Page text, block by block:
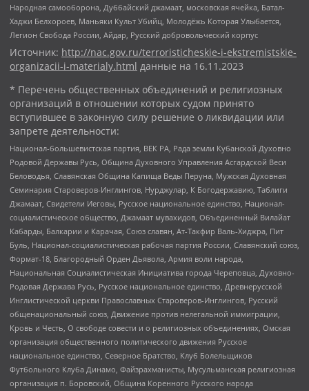
Народная самооборона, Дуббайский джамаат, московская ячейка, Батал-
Хаджи Белхороев, Маньяки Культ Убийц, Молодёжь Которая Улыбается,
Легион Свобода России, Айдар, Русский добровольческий корпус
Источник: http://nac.gov.ru/terroristicheskie-i-ekstremistskie-
organizacii-i-materialy.html данные на 16.11.2023
* Перечень общественных объединений и религиозных
организаций в отношении которых судом принято
вступившее в законную силу решение о ликвидации или
запрете деятельности:
Национал-большевистская партия, ВЕК РА, Рада земли Кубанской Духовно
Родовой Державы Русь, Община Духовного Управления Асгардской Веси
Беловодья, Славянская Община Капища Веды Перуна, Мужская Духовная
Семинария Староверов-Инглингов, Нурджулар, К Богодержавию, Таблиги
Джамаат, Свидетели Иеговы, Русское национальное единство, Национал-
социалистическое общество, Джамаат мувахидов, Объединенный Вилайат
Кабарды, Балкарии и Карачая, Союз славян, Ат-Такфир Валь-Хиджра, Пит
Буль, Национал-социалистическая рабочая партия России, Славянский союз,
Формат-18, Благородный Орден Дьявола, Армия воли народа,
Национальная Социалистическая Инициатива города Череповца, Духовно-
Родовая Держава Русь, Русское национальное единство, Древнерусской
Инглистической церкви Православных Староверов-Инглингов, Русский
общенациональный союз, Движение против нелегальной иммиграции,
Кровь и Честь, О свободе совести и о религиозных объединениях, Омская
организация общественного политического движения Русское
национальное единство, Северное Братство, Клуб Болельщиков
Футбольного Клуба Динамо, Файзрахманисты, Мусульманская религиозная
организация п. Боровский, Община Коренного Русского народа